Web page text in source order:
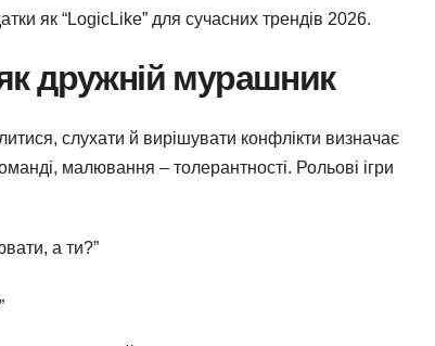
як “LogicLike” для сучасних трендів 2026.
дружній мурашник
слухати й вирішувати конфлікти визначає
малювання – толерантності. Рольові ігри
а ти?”